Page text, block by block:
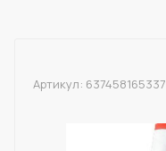
Артикул: 637458165337